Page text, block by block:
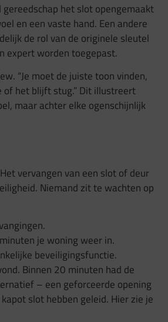
het slot opengemaakt
en een vaste hand. Een andere
de rol van de originele sleutel
expert worden toegepast.
“Je moet de juiste toon vinden,
het blijft stug.” Dit illustreert
maar achter elke ogenschijnlijk
vervangen van een slot of deur
Niemand zit te wachten op
je woning weer in.
beveiligingsfunctie.
Binnen 20 minuten had de
– een geforceerde opening
slot hebben geleid. Hier zie je